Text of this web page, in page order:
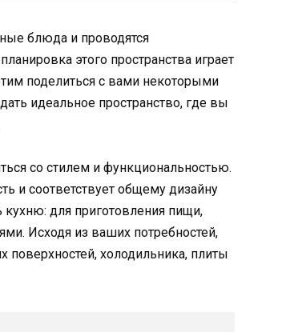
блюда и проводятся
этого пространства играет
поделиться с вами некоторыми
идеальное пространство, где вы
со стилем и функциональностью.
и соответствует общему дизайну
для приготовления пищи,
Исходя из ваших потребностей,
поверхностей, холодильника, плиты